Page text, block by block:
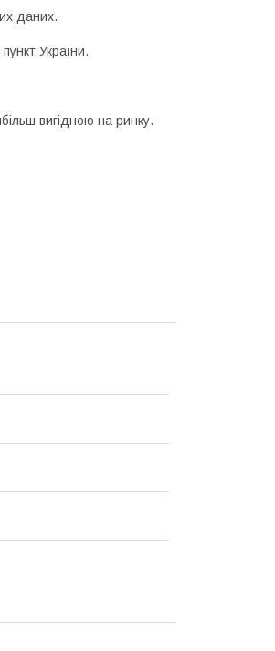
даних.
України.
вигідною на ринку.